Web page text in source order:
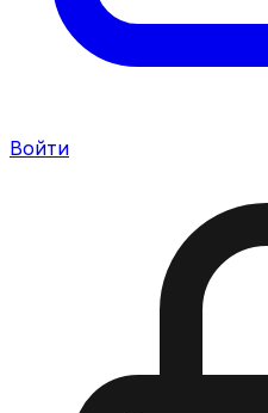
Войти